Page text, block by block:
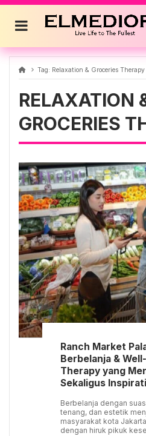
Skip
content
Tag: Relaxation & Groceries Therapy
RELAXATION
GROCERIES
Ranch Market
Berbelanja &
Therapy yang
Sekaligus
Berbelanja dengan
tenang, dan estetik
masyarakat kota
dengan hiruk pikuk